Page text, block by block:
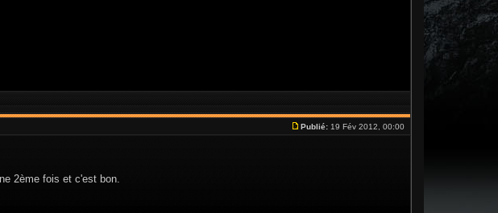
Publié: 19 Fév 2012, 00:00
2ème fois et c'est bon.